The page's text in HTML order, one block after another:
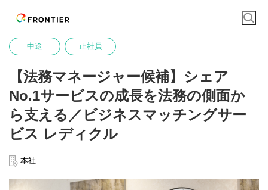
中途 正社員
【法務マネージャー候補】シェア
No.1サービスの成長を法務の側面か
ら支える／ビジネスマッチングサー
ビス レディクル
本社